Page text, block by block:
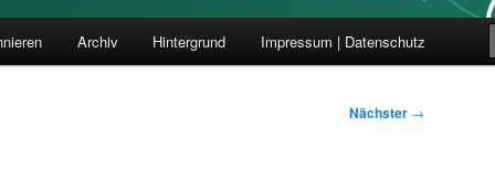
Archiv Hintergrund Impressum | Datenschutz
Nächster →